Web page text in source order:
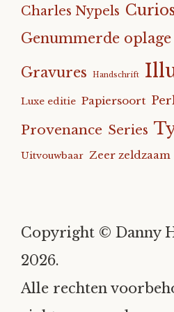
Lijstjes & overzichten
Charles Nypels
Genummerde oplage
Gravures Handschrift
Luxe editie Papiersoort
Provenance Series
Uitvouwbaar Zeer zeldzaam
Copyright © Danny
2026.
Alle rechten